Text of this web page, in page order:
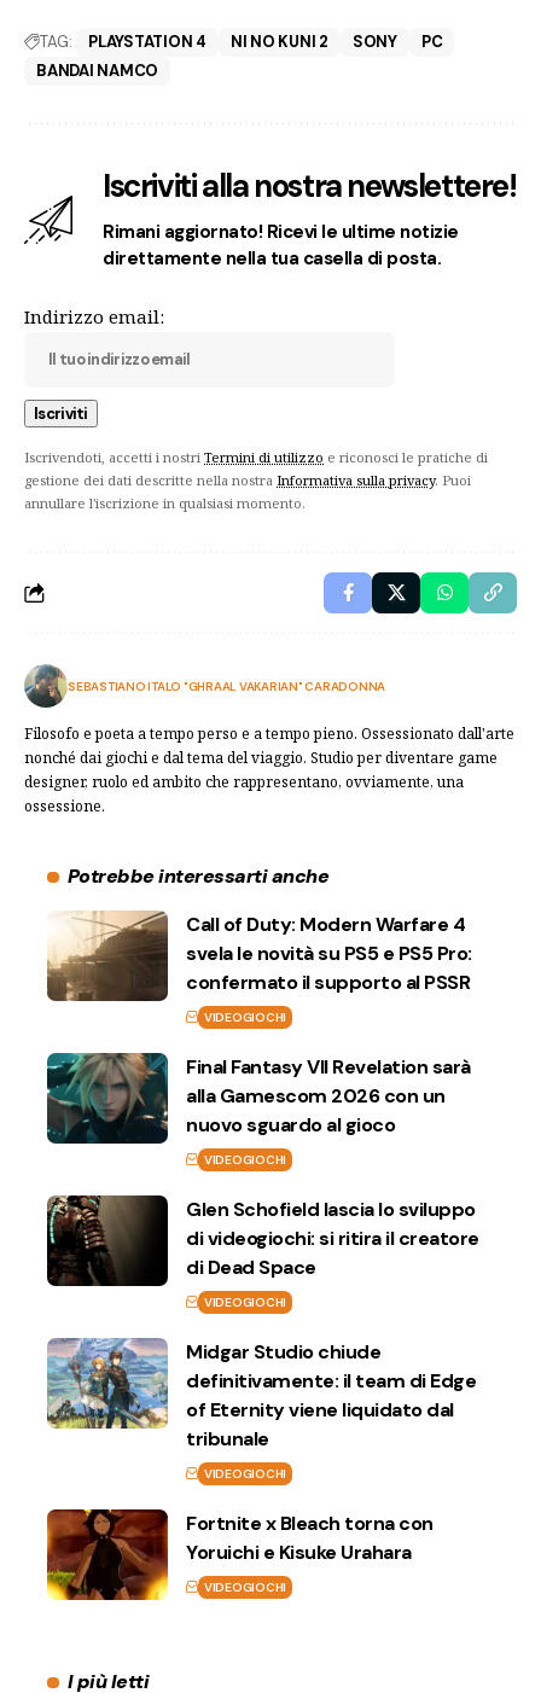
TAG: PLAYSTATION 4 NI NO KUNI 2 SONY
PC
BANDAI NAMCO
Iscriviti alla nostra newslettere!
Rimani aggiornato! Ricevi le ultime notizie
direttamente nella tua casella di posta.
Indirizzo email:
Iscrivendoti, accetti i nostri Termini di utilizzo e riconosci le pratiche di
gestione dei dati descritte nella nostra Informativa sulla privacy. Puoi
annullare l'iscrizione in qualsiasi momento.
SEBASTIANO ITALO "GHRAAL VAKARIAN" CARADONNA
Filosofo e poeta a tempo perso e a tempo pieno. Ossessionato dall'arte
nonché dai giochi e dal tema del viaggio. Studio per diventare game
designer, ruolo ed ambito che rappresentano, ovviamente, una
ossessione.
Potrebbe interessarti anche
Call of Duty: Modern Warfare 4
svela le novità su PS5 e PS5 Pro:
confermato il supporto al PSSR
VIDEOGIOCHI
Final Fantasy VII Revelation sarà
alla Gamescom 2026 con un
nuovo sguardo al gioco
VIDEOGIOCHI
Glen Schofield lascia lo sviluppo
di videogiochi: si ritira il creatore
di Dead Space
VIDEOGIOCHI
Midgar Studio chiude
definitivamente: il team di Edge
of Eternity viene liquidato dal
tribunale
VIDEOGIOCHI
Fortnite x Bleach torna con
Yoruichi e Kisuke Urahara
VIDEOGIOCHI
I più letti